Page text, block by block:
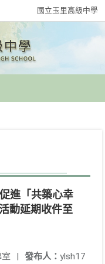
國立玉里高級中學
進「共築心幸
動延期收件至
發布人： ylsh17
|